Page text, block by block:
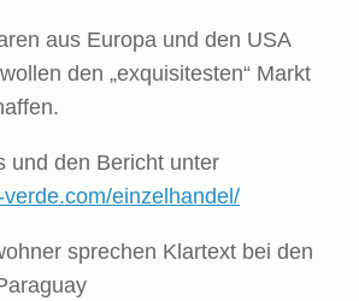
aus Europa und den USA
den „exquisitesten“ Markt
und den Bericht unter
einzelhandel/
sprechen Klartext bei den